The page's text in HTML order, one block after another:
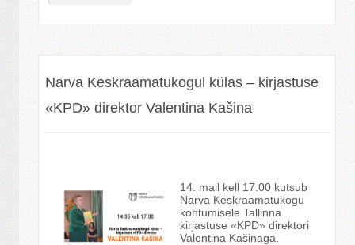
Narva Keskraamatukogul külas – kirjastuse
«KPD» direktor Valentina Kašina
14. mail kell 17.00 kutsub
Narva Keskraamatukogu
kohtumisele Tallinna
kirjastuse «KPD» direktori
Valentina Kašinaga.